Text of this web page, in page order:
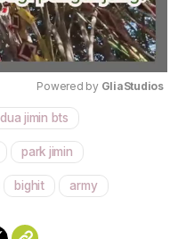
Powered by GliaStudios
jimin bts
park jimin
bighit army